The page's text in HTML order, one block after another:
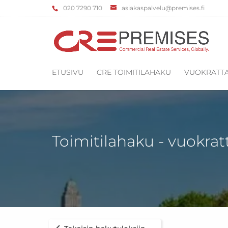
‌020 7290 710 asiakaspalvelu@premises.fi
ETUSIVU CRE TOIMITILAHAKU
Toimitilahaku -